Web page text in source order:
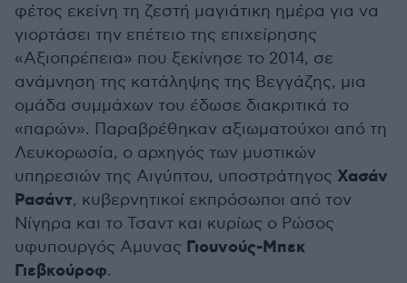
φέτος εκείνη τη ζεστή μαγιάτικη ημέρα για να
γιορτάσει την επέτειο της επιχείρησης
«Αξιοπρέπεια» που ξεκίνησε το 2014, σε
ανάμνηση της κατάληψης της Βεγγάζης, μια
ομάδα συμμάχων του έδωσε διακριτικά το
«παρών». Παραβρέθηκαν αξιωματούχοι από τη
Λευκορωσία, ο αρχηγός των μυστικών
υπηρεσιών της Αιγύπτου, υποστράτηγος Χασάν
Ρασάντ, κυβερνητικοί εκπρόσωποι από τον
Νίγηρα και το Τσαντ και κυρίως ο Ρώσος
υφυπουργός Αμυνας Γιουνούς-Μπεκ
Γιεβκούροφ.